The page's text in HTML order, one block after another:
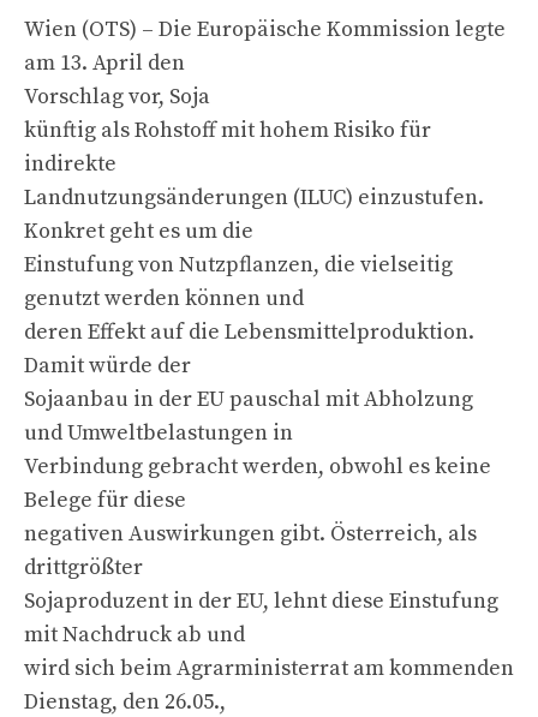
Wien (OTS) – Die Europäische Kommission legte
am 13. April den
Vorschlag vor, Soja
künftig als Rohstoff mit hohem Risiko für
indirekte
Landnutzungsänderungen (ILUC) einzustufen.
Konkret geht es um die
Einstufung von Nutzpflanzen, die vielseitig
genutzt werden können und
deren Effekt auf die Lebensmittelproduktion.
Damit würde der
Sojaanbau in der EU pauschal mit Abholzung
und Umweltbelastungen in
Verbindung gebracht werden, obwohl es keine
Belege für diese
negativen Auswirkungen gibt. Österreich, als
drittgrößter
Sojaproduzent in der EU, lehnt diese Einstufung
mit Nachdruck ab und
wird sich beim Agrarministerrat am kommenden
Dienstag, den 26.05.,